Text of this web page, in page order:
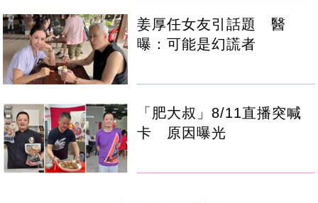
姜厚任女友引話題 醫
曝：可能是幻謊者
「肥大叔」8/11直播突喊
卡 原因曝光